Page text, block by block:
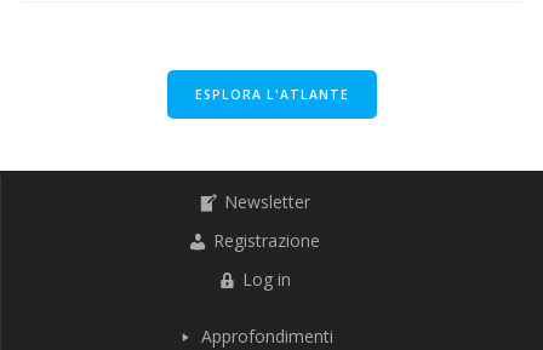
ESPLORA L'ATLANTE
Newsletter
Registrazione
Log in
Approfondimenti